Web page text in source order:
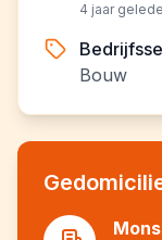
4 jaar
Bouw